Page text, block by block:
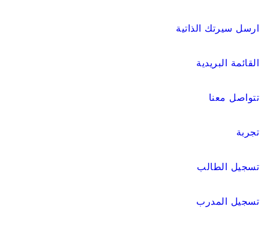
ارسل سيرتك الذاتية
القائمة البريدية
تتواصل معنا
تجربة
تسجيل الطالب
تسجيل المدرب